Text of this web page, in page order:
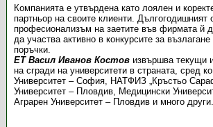
Компанията е утвърдена като лоялен и
партньор на своите клиенти. Дългогодишният
професионализъм на заетите във фирмата й
да участва активно в конкурсите за
поръчки.
ЕТ Васил Иванов Костовизвършва текущи
на сгради на университети в страната, сред
Университет – София, НАТФИЗ „Кръстьо
Университет – Пловдив, Медицински
Аграрен Университет – Пловдив и много други.